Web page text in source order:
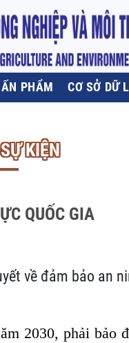
ẤN PHẨM CƠ SỞ DỮ
KIỆN
QUỐC GIA
về đảm bảo an
2030, phải bảo